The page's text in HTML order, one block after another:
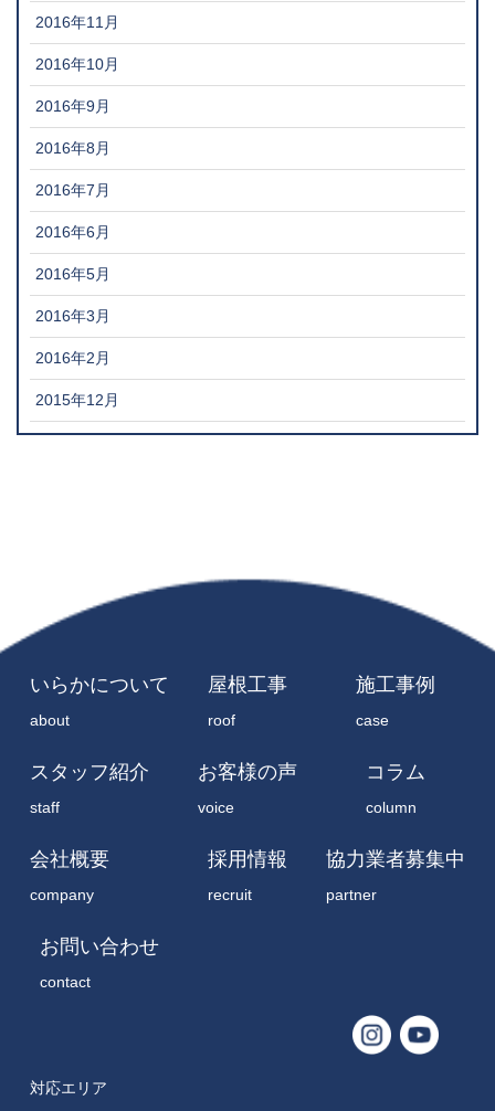
2016年11月
2016年10月
2016年9月
2016年8月
2016年7月
2016年6月
2016年5月
2016年3月
2016年2月
2015年12月
いらかについて
about
屋根工事
roof
施工事例
case
スタッフ紹介
staff
お客様の声
voice
コラム
column
会社概要
company
採用情報
recruit
協力業者募集中
partner
お問い合わせ
contact
対応エリア